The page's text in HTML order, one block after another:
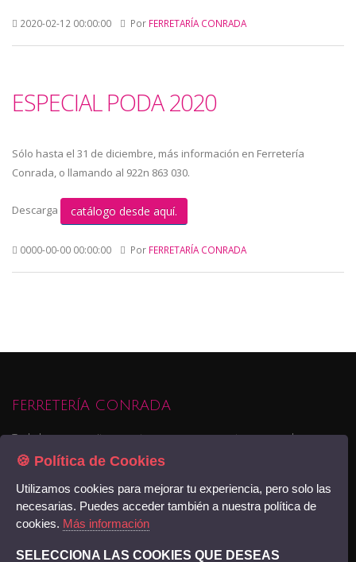
2020-02-12 00:00:00 Por FERRETARÍA CONRADA
ESPECIAL PODA 2020
Sólo hasta el 31 de diciembre, más información en Ferretería
Conrada, o llamando al 922n 863 030.
Descarga catálogo desde aquí.
0000-00-00 00:00:00 Por FERRETARÍA CONRADA
FERRETERÍA CONRADA
Todo lo que necesitas para tu empresa o proyectos personales,
pequeña maquinaria, materiales para la contrucción o reforma de tu
conocernos Encuéntranos
© Copyright 2018. Ediciones DMTConecta. - Acceso
🍪 Política de Cookies
Utilizamos cookies para mejorar tu experiencia, pero solo las
necesarias. Puedes acceder también a nuestra política de
cookies. Más información
SELECCIONA LAS COOKIES QUE DESEAS